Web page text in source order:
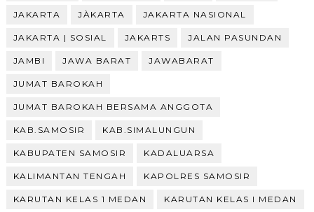
JAKARTA JÀKARTA JAKARTA NASIONAL
JAKARTA | SOSIAL JAKARTS JALAN PASUNDAN
JAMBI JAWA BARAT JAWABARAT
JUMAT BAROKAH
JUMAT BAROKAH BERSAMA ANGGOTA
KAB.SAMOSIR KAB.SIMALUNGUN
KABUPATEN SAMOSIR KADALUARSA
KALIMANTAN TENGAH KAPOLRES SAMOSIR
KARUTAN KELAS 1 MEDAN KARUTAN KELAS I MEDAN